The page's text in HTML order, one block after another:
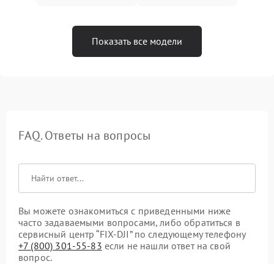
Показать все модели
FAQ. Ответы на вопросы
Вы можете ознакомиться с приведенными ниже
часто задаваемыми вопросами, либо обратиться в
сервисный центр “FIX-DJI” по следующему телефону
+7 (800) 301-55-83 если не нашли ответ на свой
вопрос.